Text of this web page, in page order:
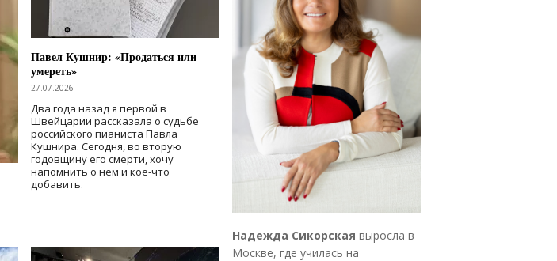
Павел Кушнир: «Продаться или
умереть»
27.07.2026
Два года назад я первой в
Швейцарии рассказала о судьбе
российского пианиста Павла
Кушнира. Сегодня, во вторую
годовщину его смерти, хочу
напомнить о нем и кое-что
добавить.
Надежда Сикорская выросла в
Москве, где училась на